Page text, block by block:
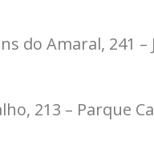
do Amaral, 241 –
213 – Parque